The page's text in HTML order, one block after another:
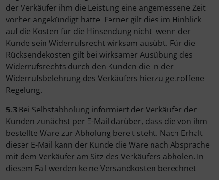
der Verkäufer ihm die Leistung eine angemessene Zeit
vorher angekündigt hatte. Ferner gilt dies im Hinblick
auf die Kosten für die Hinsendung nicht, wenn der
Kunde sein Widerrufsrecht wirksam ausübt. Für die
Rücksendekosten gilt bei wirksamer Ausübung des
Widerrufsrechts durch den Kunden die in der
Widerrufsbelehrung des Verkäufers hierzu getroffene
Regelung.
5.3Bei Selbstabholung informiert der Verkäufer den
Kunden zunächst per E-Mail darüber, dass die von ihm
bestellte Ware zur Abholung bereit steht. Nach Erhalt
dieser E-Mail kann der Kunde die Ware nach Absprache
mit dem Verkäufer am Sitz des Verkäufers abholen. In
diesem Fall werden keine Versandkosten berechnet.